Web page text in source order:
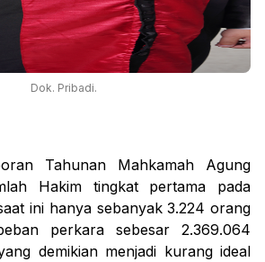
Dok. Pribadi.
Tahunan Mahkamah Agung
Hakim tingkat pertama pada
ini hanya sebanyak 3.224 orang
perkara sebesar 2.369.064
demikian menjadi kurang ideal